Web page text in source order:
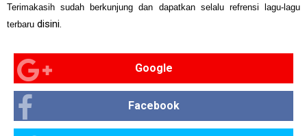
Terimakasih sudah berkunjung dan dapatkan selalu refrensi lagu-lagu
terbaru disini.
Google
Facebook